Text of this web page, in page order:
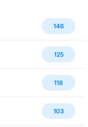
146
125
118
103